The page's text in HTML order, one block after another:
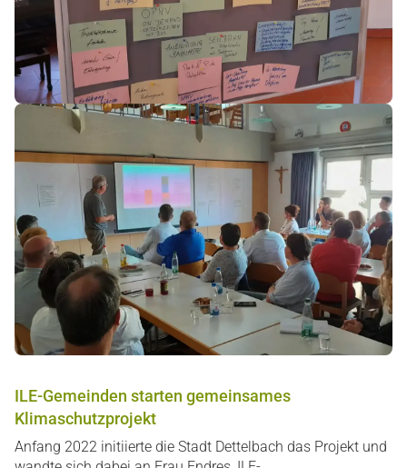
ILE-Gemeinden starten gemeinsames
Klimaschutzprojekt
Anfang 2022 initiierte die Stadt Dettelbach das Projekt und